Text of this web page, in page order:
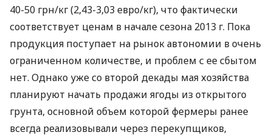
40-50 грн/кг (2,43-3,03 евро/кг), что фактически
соответствует ценам в начале сезона 2013 г. Пока
продукция поступает на рынок автономии в очень
ограниченном количестве, и проблем с ее сбытом
нет. Однако уже со второй декады мая хозяйства
планируют начать продажи ягоды из открытого
грунта, основной объем которой фермеры ранее
всегда реализовывали через перекупщиков,